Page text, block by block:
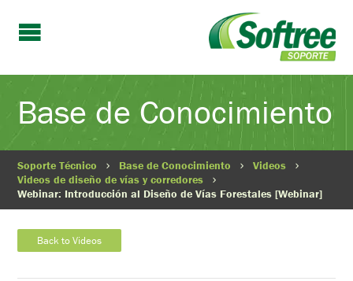
Base de Conocimiento
Soporte Técnico Base de Conocimiento
Videos
Videos de diseño de vías y corredores
Webinar: Introducción al Diseño de Vías Forestales [Webinar]
Back to Videos